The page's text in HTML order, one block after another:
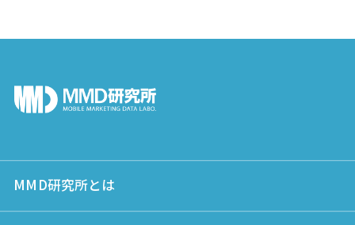
MMD研究所とは